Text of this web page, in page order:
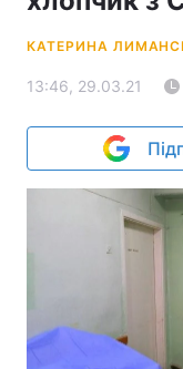
КАТЕРИНА
13:46, 29.03.21